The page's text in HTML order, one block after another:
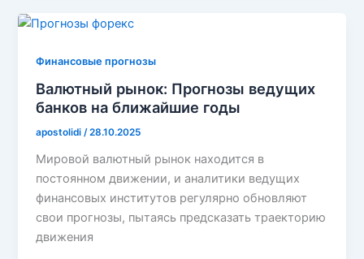
Финансовые прогнозы
Валютный рынок: Прогнозы ведущих
банков на ближайшие годы
apostolidi/28.10.2025
Мировой валютный рынок находится в
постоянном движении, и аналитики ведущих
финансовых институтов регулярно обновляют
свои прогнозы, пытаясь предсказать траекторию
движения